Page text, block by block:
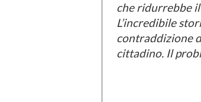
che ridurrebbe
L’incredibile
contraddizione
cittadino. Il